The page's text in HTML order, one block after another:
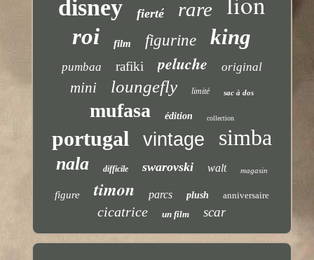
disney fierté rare
roi film figurine king
pumbaa rafiki peluche original
mini loungefly limité sac à dos
mufasa édition collection
portugal vintage simba
nala difficile swarovski walt magasin
figure timon parcs plush anniversaire
cicatrice un film scar